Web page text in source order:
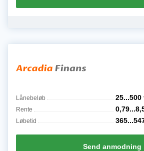
Lånebeløb
Rente
Løbetid
Send anmodning